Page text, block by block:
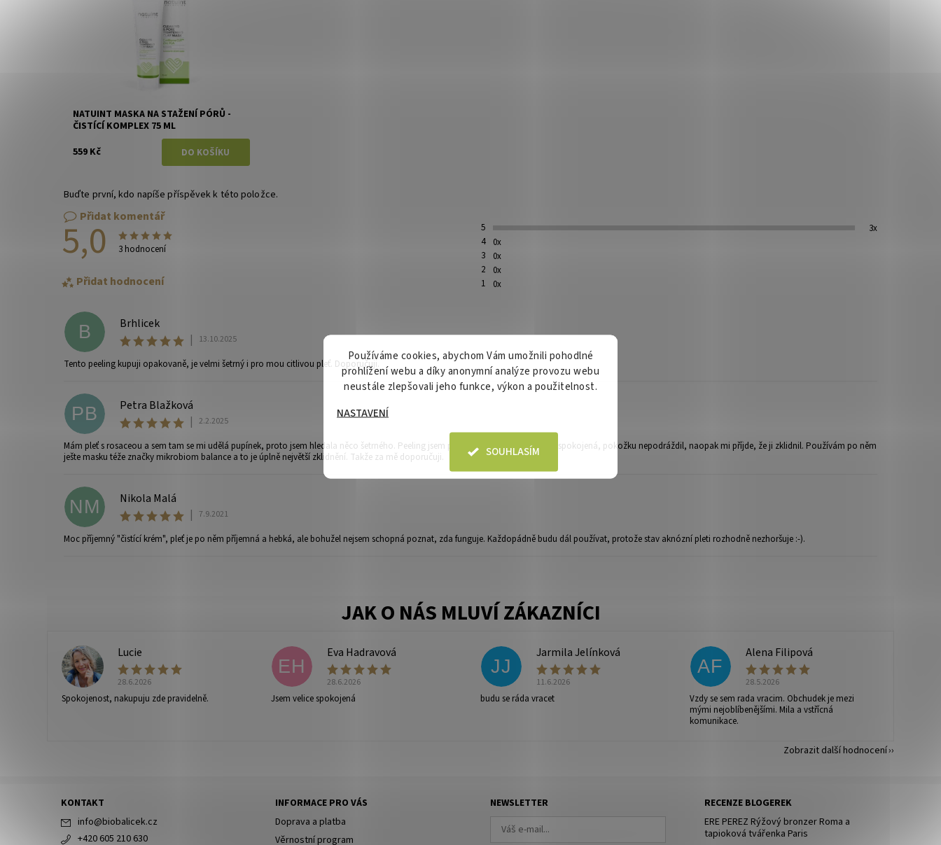
NATUINT MASKA NA STAŽENÍ PÓRŮ -
ČISTÍCÍ KOMPLEX 75 ML
559 Kč
Buďte první, kdo napíše příspěvek k této položce.
Přidat komentář
5,0 3 hodnocení
Přidat hodnocení
5
3x
4
0x
3
0x
2
0x
1
0x
Vaše osobní údaje budou zpracovány dlepodmínek ochrany osobních údajů.
B
Brhlicek
|
13.10.2025
Tento peeling kupuji opakovaně, je velmi šetrný i pro mou citlivou pleť. Doporučuji.
PB
Petra Blažková
| 2.2.2025
Mám pleť s rosaceou a sem tam se mi udělá pupínek, proto jsem hledala něco šetrného. Peeling jsem použila párkrát a zatím jsem spokojená, pokožku nepodráždil, naopak mi příjde, že ji zklidnil. Používám po něm
ješte masku téže značky mikrobiom balance a to je úplně největší zklidnění. Takže za mě doporučuji.
NM
Nikola Malá
| 7.9.2021
Moc příjemný "čistící krém", pleť je po něm příjemná a hebká, ale bohužel nejsem schopná poznat, zda funguje. Každopádně budu dál používat, protože stav aknózní pleti rozhodně nezhoršuje :-).
L
Lucie
28.6.2026
Spokojenost, nakupuju zde pravidelně.
EH
Eva Hadravová
28.6.2026
Jsem velice spokojená
JJ
Jarmila Jelínková
11.6.2026
budu se ráda vracet
AF
Alena Filipová
28.5.2026
Vzdy se sem rada vracim. Obchudek je mezi
mými nejoblíbenějšími. Mila a vstřícná
komunikace.
Zobrazit další hodnocení
KONTAKT
info@biobalicek.cz
+420 605 210 630
INFORMACE PRO VÁS
Doprava a platba
Věrnostní program
NEWSLETTER
RECENZE BLOGEREK
ERE PEREZ Rýžový bronzer Roma a
tapioková tvářenka Paris
Používáme cookies, abychom Vám umožnili pohodlné
prohlížení webu a díky anonymní analýze provozu webu
neustále zlepšovali jeho funkce, výkon a použitelnost.
NASTAVENÍ
SOUHLASÍM